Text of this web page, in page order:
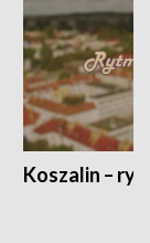
Koszalin –